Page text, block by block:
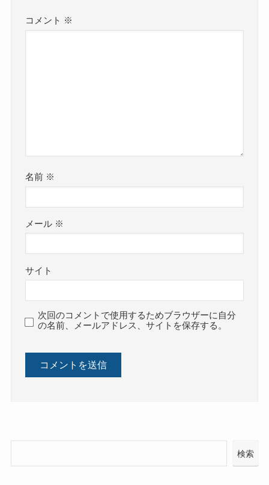
コメント ※
名前 ※
メール ※
サイト
次回のコメントで使用するためブラウザーに自分
の名前、メールアドレス、サイトを保存する。
検索